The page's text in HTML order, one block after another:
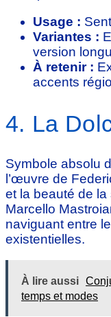
Usage :
Variantes :
version
À retenir :
accents
4. La
Symbole absolu
l’œuvre de
et la beauté de
Marcello
naviguant entre
existentielles.
À lire aussi
temps et modes